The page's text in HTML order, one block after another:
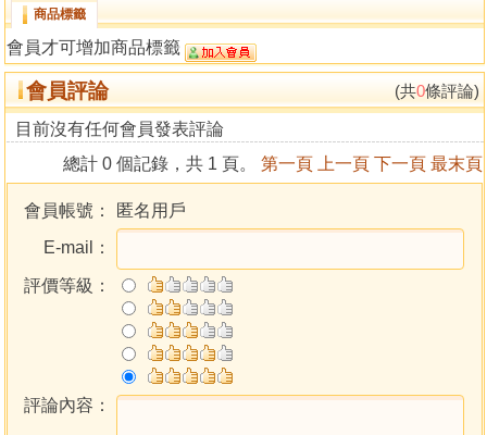
商品標籤
會員才可增加商品標籤
會員評論 (共0條評論)
目前沒有任何會員發表評論
總計 0 個記錄，共 1 頁。 第一頁 上一頁 下一頁 最末頁
會員帳號：
匿名用戶
E-mail：
評價等級：
評論內容：